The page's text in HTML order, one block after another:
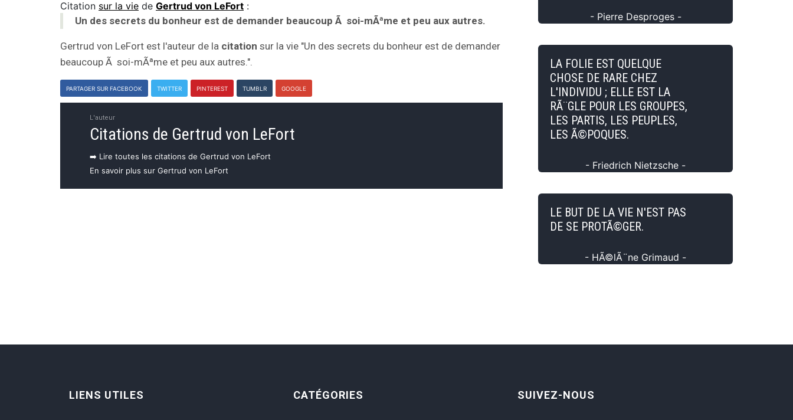
Citation sur la vie de Gertrud von LeFort :
Un des secrets du bonheur est de demander beaucoup Ã soi-mÃªme et peu aux autres.
Gertrud von LeFort est l'auteur de la citation sur la vie "Un des secrets du bonheur est de demander
beaucoup Ã soi-mÃªme et peu aux autres.".
PARTAGER SUR FACEBOOK TWITTER PINTEREST TUMBLR GOOGLE
L'auteur
Citations de Gertrud von LeFort
➡️ Lire toutes les citations de Gertrud von LeFort
En savoir plus sur Gertrud von LeFort
- Pierre Desproges -
LA FOLIE EST QUELQUE
CHOSE DE RARE CHEZ
L'INDIVIDU ; ELLE EST LA
RÃ¨GLE POUR LES GROUPES,
LES PARTIS, LES PEUPLES,
LES Ã©POQUES.
- Friedrich Nietzsche -
LE BUT DE LA VIE N'EST PAS
DE SE PROTÃ©GER.
- HÃ©lÃ¨ne Grimaud -
LIENS UTILES CATÉGORIES SUIVEZ-NOUS